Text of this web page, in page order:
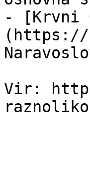
- [Krvni
(https://
Vir: